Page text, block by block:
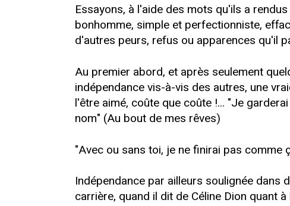
Essayons, à l'aide des mots qu'ils a
bonhomme, simple et perfectionniste,
d'autres peurs, refus ou apparences qu'il
Au premier abord, et après seulement
indépendance vis-à-vis des autres, une
l'être aimé, coûte que coûte !... "Je
nom" (Au bout de mes rêves)
"Avec ou sans toi, je ne finirai pas comme
Indépendance par ailleurs soulignée
carrière, quand il dit de Céline Dion quant